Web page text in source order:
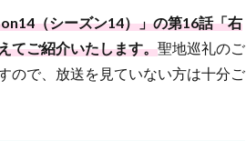
（シーズン14）」の第16話「右
てご紹介いたします。聖地巡礼のご
ので、放送を見ていない方は十分ご